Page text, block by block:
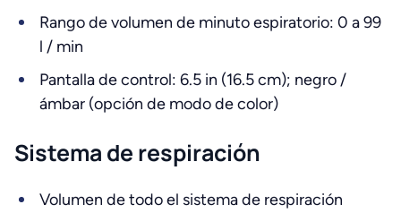
Rango de volumen de minuto espiratorio: 0 a 99
l / min
Pantalla de control: 6.5 in (16.5 cm); negro /
ámbar (opción de modo de color)
Sistema de respiración
Volumen de todo el sistema de respiración